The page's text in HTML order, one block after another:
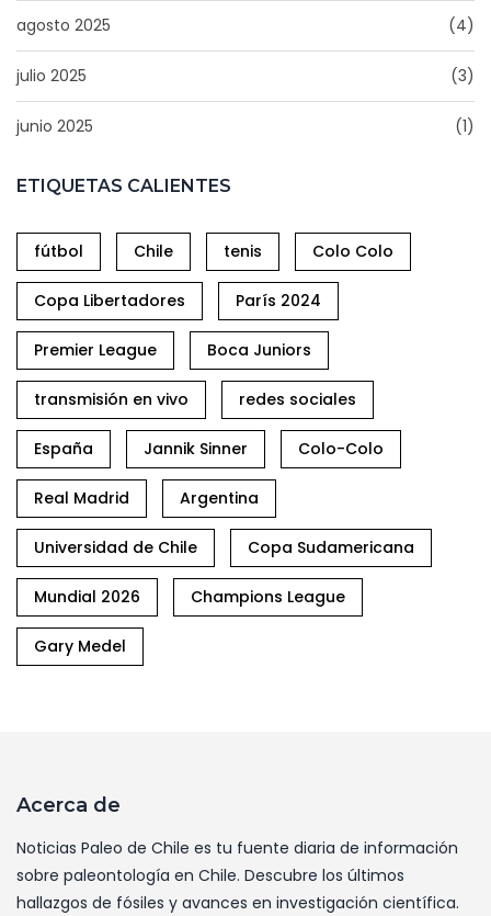
agosto 2025 (4)
julio 2025 (3)
junio 2025 (1)
ETIQUETAS CALIENTES
fútbol Chile tenis Colo Colo
Copa Libertadores París 2024
Premier League Boca Juniors
transmisión en vivo redes sociales
España Jannik Sinner Colo-Colo
Real Madrid Argentina
Universidad de Chile Copa Sudamericana
Mundial 2026 Champions League
Gary Medel
Acerca de
Noticias Paleo de Chile es tu fuente diaria de información
sobre paleontología en Chile. Descubre los últimos
hallazgos de fósiles y avances en investigación científica.